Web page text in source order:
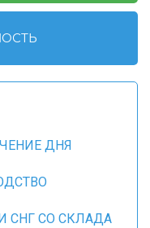
ДНЯ
СНГ СО СКЛАДА